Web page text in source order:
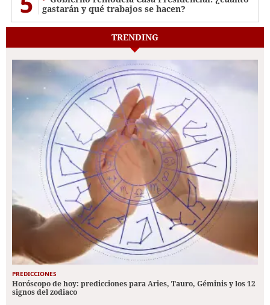
gastarán y qué trabajos se hacen?
TRENDING
PREDICCIONES
Horóscopo de hoy: predicciones para Aries, Tauro, Géminis y los 12
signos del zodiaco